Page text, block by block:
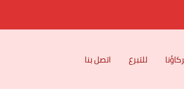
للتبرع اتصل بنا